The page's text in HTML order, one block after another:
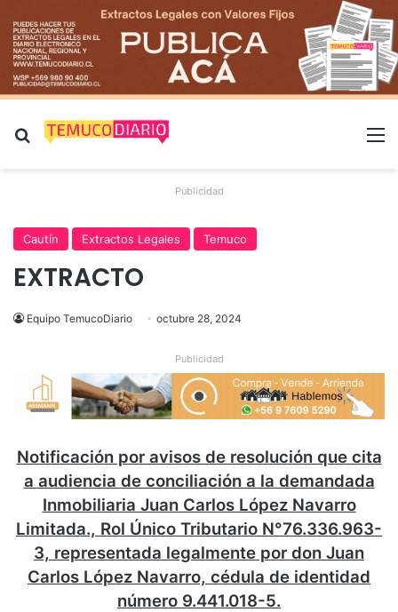
Buscar por
Publicidad
Cautín Extractos Legales Temuco
EXTRACTO
Equipo TemucoDiario octubre 28, 2024
Publicidad
Notificación por avisos de resolución que cita
a audiencia de conciliación a la demandada
Inmobiliaria Juan Carlos López Navarro
Limitada., Rol Único Tributario N°76.336.963-
3, representada legalmente por don Juan
Carlos López Navarro, cédula de identidad
número 9.441.018-5.